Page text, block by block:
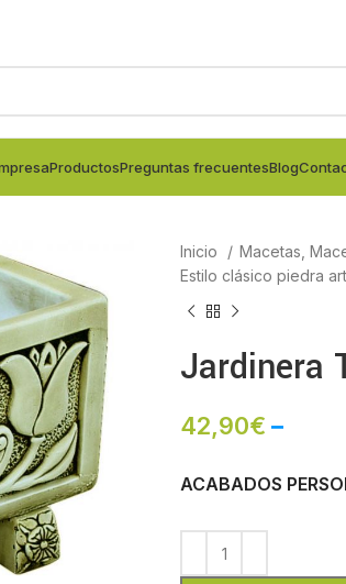
ProductosPreguntas frecuentesBlog
Inicio
Macetas,
Estilo clásico piedra
Jardinera
42,90€ –
ACABADOS